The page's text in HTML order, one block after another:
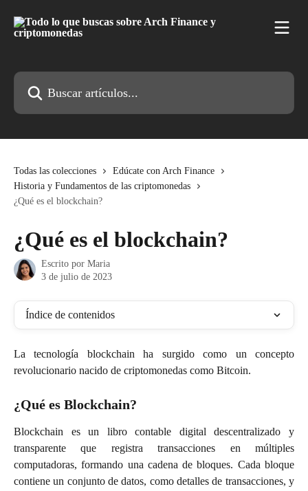
Buscar artículos...
Todas las colecciones
Edúcate con Arch Finance
Historia y Fundamentos de las criptomonedas
¿Qué es el blockchain?
¿Qué es el blockchain?
Escrito por Maria
3 de julio de 2023
Índice de contenidos
La tecnología blockchain ha surgido como un concepto
revolucionario nacido de criptomonedas como Bitcoin.
¿Qué es Blockchain?
Blockchain es un libro contable digital descentralizado y
transparente que registra transacciones en múltiples
computadoras, formando una cadena de bloques. Cada bloque
contiene un conjunto de datos, como detalles de transacciones, y